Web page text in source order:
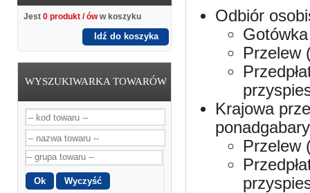
Jest 0 produkt / óww koszyku
Idź do koszyka
WYSZUKIWARKA TOWARÓW
Odbiór
Przelew
Krajowa
Przelew